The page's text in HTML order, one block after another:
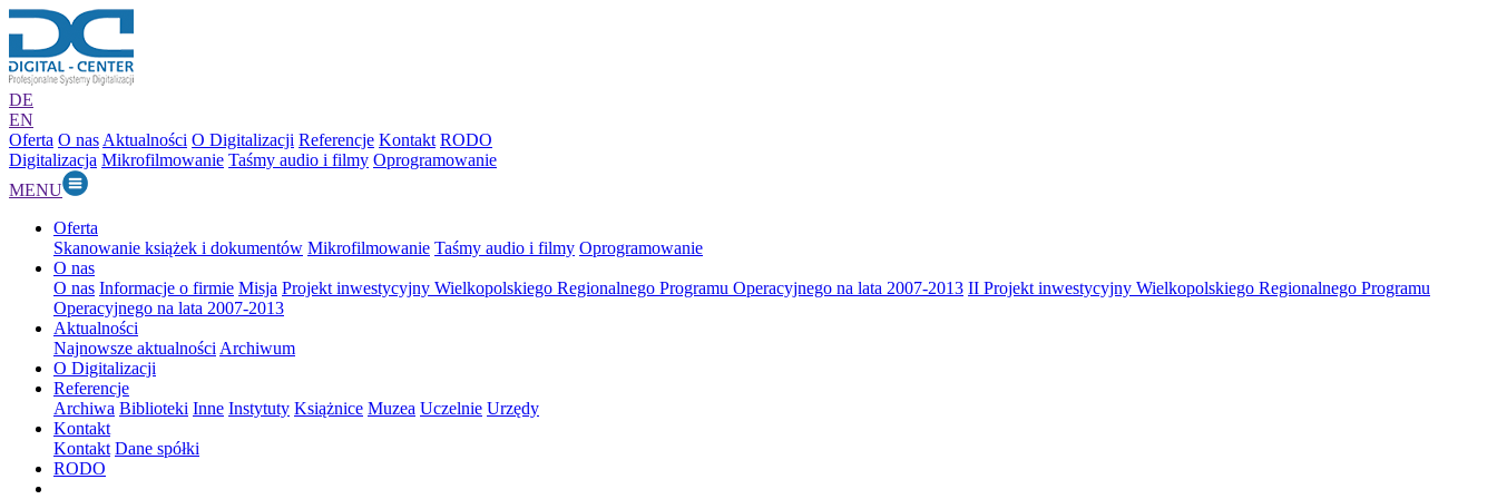
DE
EN
Oferta O nas Aktualności O Digitalizacji Referencje Kontakt RODO
Digitalizacja Mikrofilmowanie Taśmy audio i filmy Oprogramowanie
MENU
Oferta
Skanowanie książek i dokumentów Mikrofilmowanie Taśmy audio i filmy Oprogramowanie
O nas
O nas Informacje o firmie Misja Projekt inwestycyjny Wielkopolskiego Regionalnego Programu Operacyjnego na lata 2007-2013 II Projekt inwestycyjny Wielkopolskiego Regionalnego Programu
Operacyjnego na lata 2007-2013
Aktualności
Najnowsze aktualności Archiwum
O Digitalizacji
Referencje
Archiwa Biblioteki Inne Instytuty Książnice Muzea Uczelnie Urzędy
Kontakt
Kontakt Dane spółki
RODO